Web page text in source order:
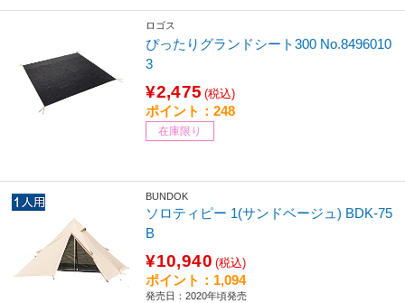
ロゴス
ぴったりグランドシート300 No.8496010
3
¥2,475 (税込)
ポイント：248
在庫限り
BUNDOK
ソロティピー 1(サンドベージュ) BDK-75
B
¥10,940 (税込)
ポイント：1,094
発売日：2020年頃発売